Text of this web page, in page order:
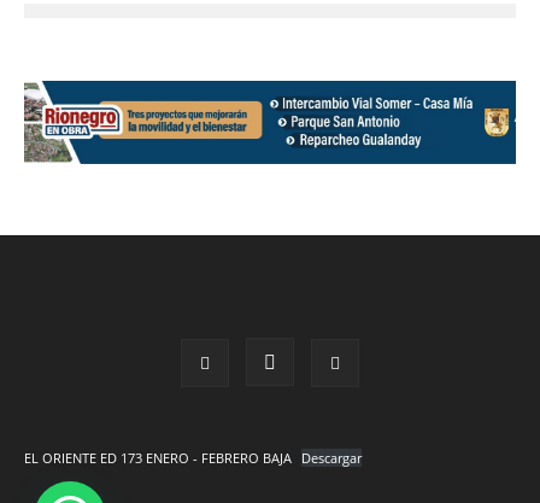
EL ORIENTE ED 173 ENERO - FEBRERO BAJA Descargar